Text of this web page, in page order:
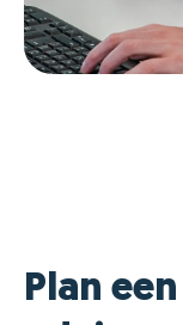
Plan